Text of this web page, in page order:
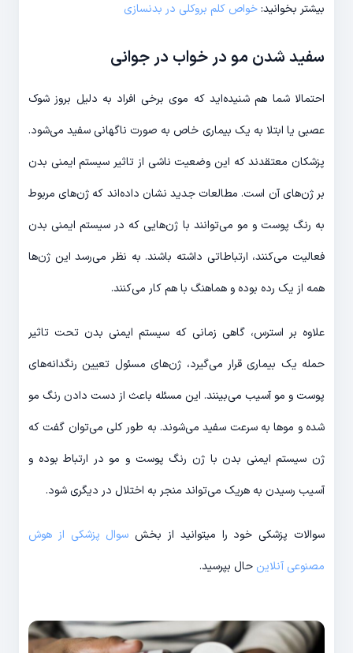
بیشتر بخوانید:خواص کلم بروکلی در بدنسازی
سفید شدن مو در خواب در جوانی
احتمالا شما هم شنیده‌اید که موی برخی افراد به دلیل بروز شوک
عصبی یا ابتلا به یک بیماری خاص به صورت ناگهانی سفید می‌شود.
پزشکان معتقدند که این وضعیت ناشی از تاثیر سیستم ایمنی بدن
بر ژن‌های آن است. مطالعات جدید نشان داده‌اند که ژن‌های مربوط
به رنگ پوست و مو می‌توانند با ژن‌هایی که در سیستم ایمنی بدن
فعالیت می‌کنند، ارتباطاتی داشته باشند. به نظر می‌رسد این ژن‌ها
همه از یک رده بوده و هماهنگ با هم کار می‌کنند.
علاوه بر استرس، گاهی زمانی که سیستم ایمنی بدن تحت تاثیر
حمله یک بیماری قرار می‌گیرد، ژن‌های مسئول تعیین رنگدانه‌های
پوست و مو آسیب می‌بینند. این مسئله باعث از دست دادن رنگ مو
شده و موها به سرعت سفید می‌شوند. به طور کلی می‌توان گفت که
ژن سیستم ایمنی بدن با ژن رنگ پوست و مو در ارتباط بوده و
آسیب رسیدن به هریک می‌تواند منجر به اختلال در دیگری شود.
سوالات پزشکی خود را میتوانید از بخش سوال پزشکی از هوش
مصنوعی آنلاین حال بپرسید.